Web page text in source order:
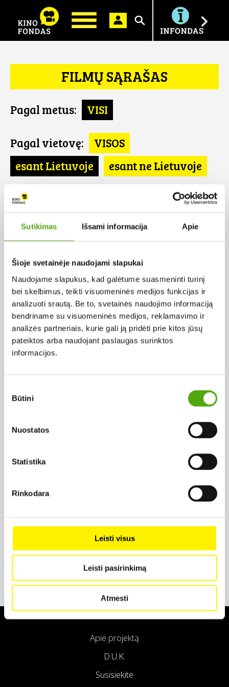
Sutikimas Išsami informacija Apie
Šioje svetainėje naudojami slapukai
Naudojame slapukus, kad galėtume suasmeninti turinį
bei skelbimus, teikti visuomeninės medijos funkcijas ir
analizuoti srautą. Be to, svetainės naudojimo informaciją
bendriname su visuomeninės medijos, reklamavimo ir
analizės partneriais, kurie gali ją pridėti prie kitos jūsų
pateiktos arba naudojant paslaugas surinktos
informacijos.
pasirinkimas
Būtini
Nuostatos
Statistika
Rinkodara
Leisti visus
Leisti pasirinkimą
Atmesti
Ieškoti
FILMŲ SĄRAŠAS
Pagal metus: VISI
Pagal vietovę:
VISOS
esant Lietuvoje
esant ne Lietuvoje
Pagal šalį:
Jungtinės Amerikos Valstijos
Pagal abėcėlę:
Rezultatų nerasta...
Apie projektą
D.U.K.
Susisiekite